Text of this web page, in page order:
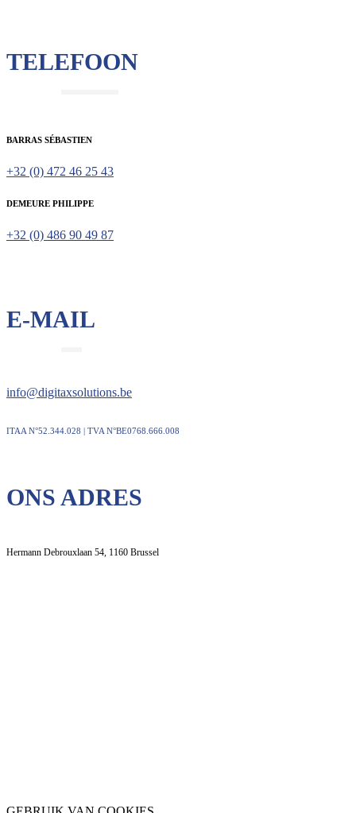
TELEFOON
BARRAS SÉBASTIEN
+32 (0) 472 46 25 43
DEMEURE PHILIPPE
+32 (0) 486 90 49 87
E-MAIL
info@digitaxsolutions.be
ITAA N°52.344.028 | TVA N°BE0768.666.008
ONS ADRES
Hermann Debrouxlaan 54, 1160 Brussel